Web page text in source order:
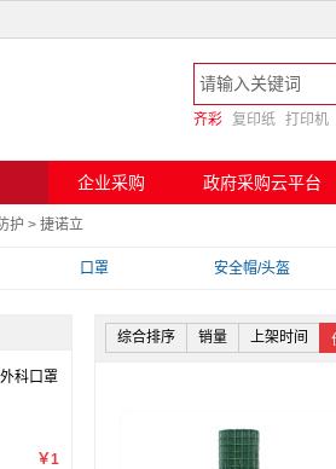
齐彩 复印纸 打印机
企业采购 政府采购云平台
护 > 捷诺立
口罩 安全帽/头盔
科口罩
￥1
综合排序 销量 上架时间